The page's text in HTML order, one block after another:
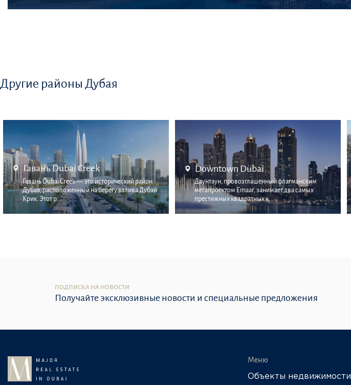
Другие районы Дубая
Гавань Dubai Creek
Гавань Dubai Creek — это исторический район
Дубая, расположенный на берегу залива Дубай
Крик. Этот р...
Downtown Dubai
Даунтаун, провозглашенный флагманским
мегапроектом Emaar, занимает два самых
престижных квадратных к...
ПОДПИСКА НА НОВОСТИ
Получайте эксклюзивные новости и специальные предложения
Меню
Объекты недвижимости